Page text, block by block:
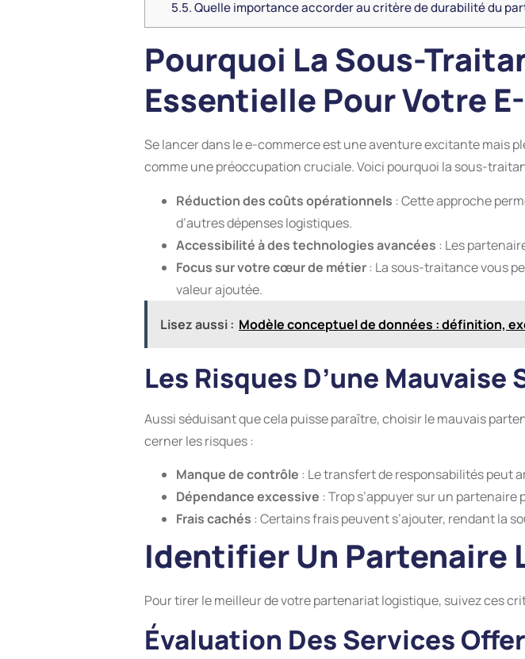
5.5.Quelle importance accorder au critère de durabilité du
Pourquoi La Sous-
Essentielle Pour Votre
Se lancer dans le e-commerce est une aventure excitante mais
comme une préoccupation cruciale. Voici pourquoi la sous-
Réduction des coûts opérationnels : Cette approche
d’autres dépenses logistiques.
Accessibilité à des technologies avancées : Les
Focus sur votre cœur de métier: La sous-traitance vous
valeur ajoutée.
Lisez aussi : Modèle conceptuel de données : définition,
Les Risques D’une
Aussi séduisant que cela puisse paraître, choisir le mauvais
cerner les risques :
Manque de contrôle : Le transfert de responsabilités peut
Dépendance excessive : Trop s’appuyer sur un
Frais cachés : Certains frais peuvent s’ajouter, rendant la
Identifier Un Partenaire
Pour tirer le meilleur de votre partenariat logistique, suivez ces
Évaluation Des Services